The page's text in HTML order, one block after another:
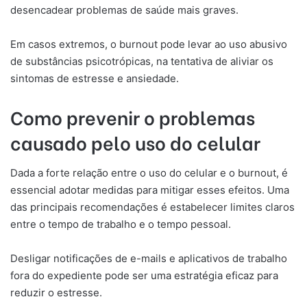
desencadear problemas de saúde mais graves.
Em casos extremos, o burnout pode levar ao uso abusivo
de substâncias psicotrópicas, na tentativa de aliviar os
sintomas de estresse e ansiedade.
Como prevenir o problemas
causado pelo uso do celular
Dada a forte relação entre o uso do celular e o burnout, é
essencial adotar medidas para mitigar esses efeitos. Uma
das principais recomendações é estabelecer limites claros
entre o tempo de trabalho e o tempo pessoal.
Desligar notificações de e-mails e aplicativos de trabalho
fora do expediente pode ser uma estratégia eficaz para
reduzir o estresse.